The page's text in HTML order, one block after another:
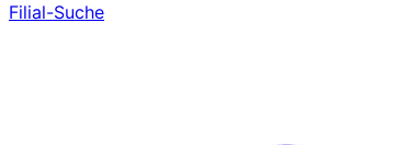
Filial-Suche